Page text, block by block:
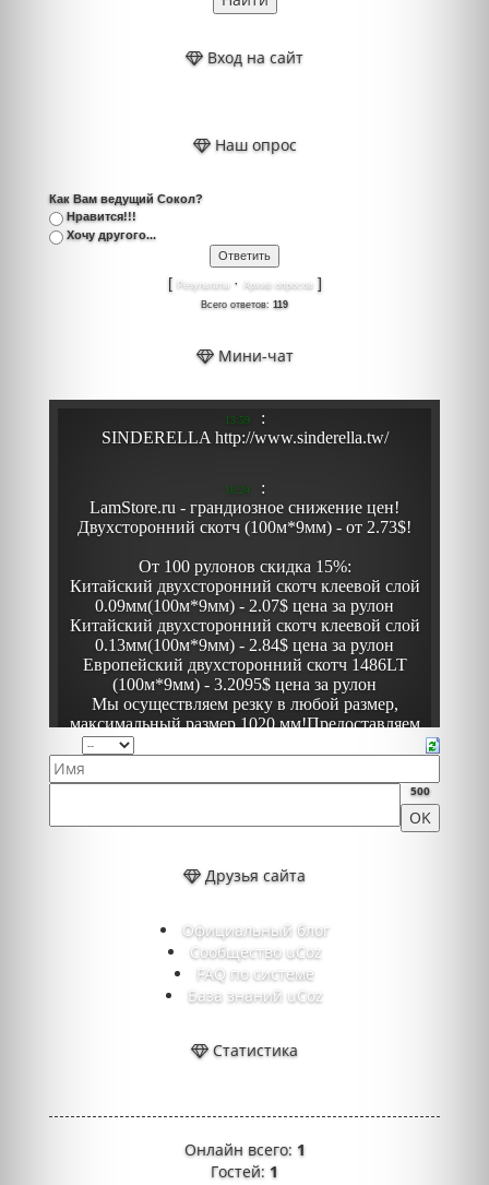
Вход на сайт
Наш опрос
Как Вам ведущий Сокол?
Нравится!!!
Хочу другого...
[ Результаты · Архив опросов]
Всего ответов: 119
Мини-чат
500
Друзья сайта
Официальный блог
Сообщество uCoz
FAQ по системе
База знаний uCoz
Статистика
Онлайн всего: 1
Гостей: 1